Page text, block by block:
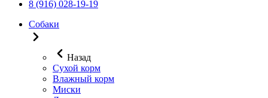
8 (916) 028-19-19
Собаки
Назад
Сухой корм
Влажный корм
Миски